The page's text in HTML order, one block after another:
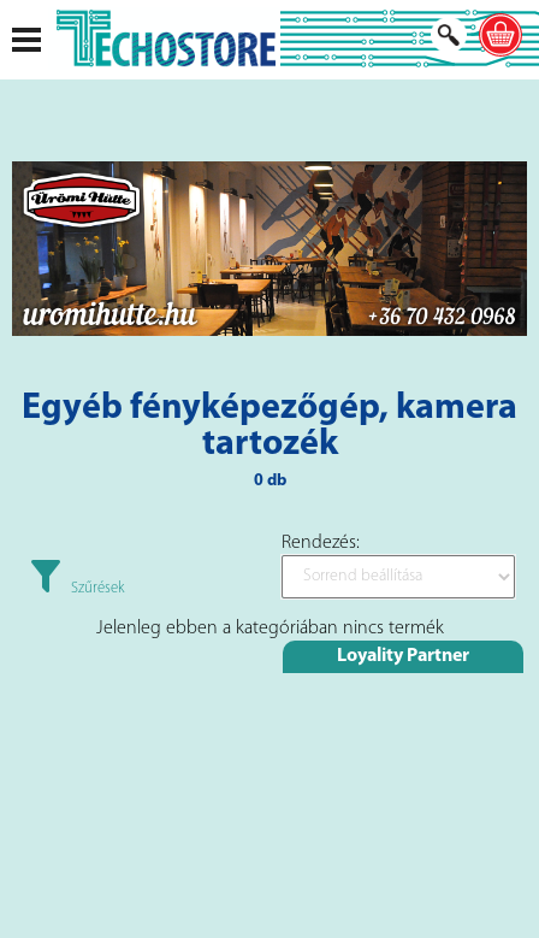
Egyéb fényképezőgép, kamera
tartozék
0 db
Szűrések
Rendezés:
Jelenleg ebben a kategóriában nincs termék
Loyality Partner